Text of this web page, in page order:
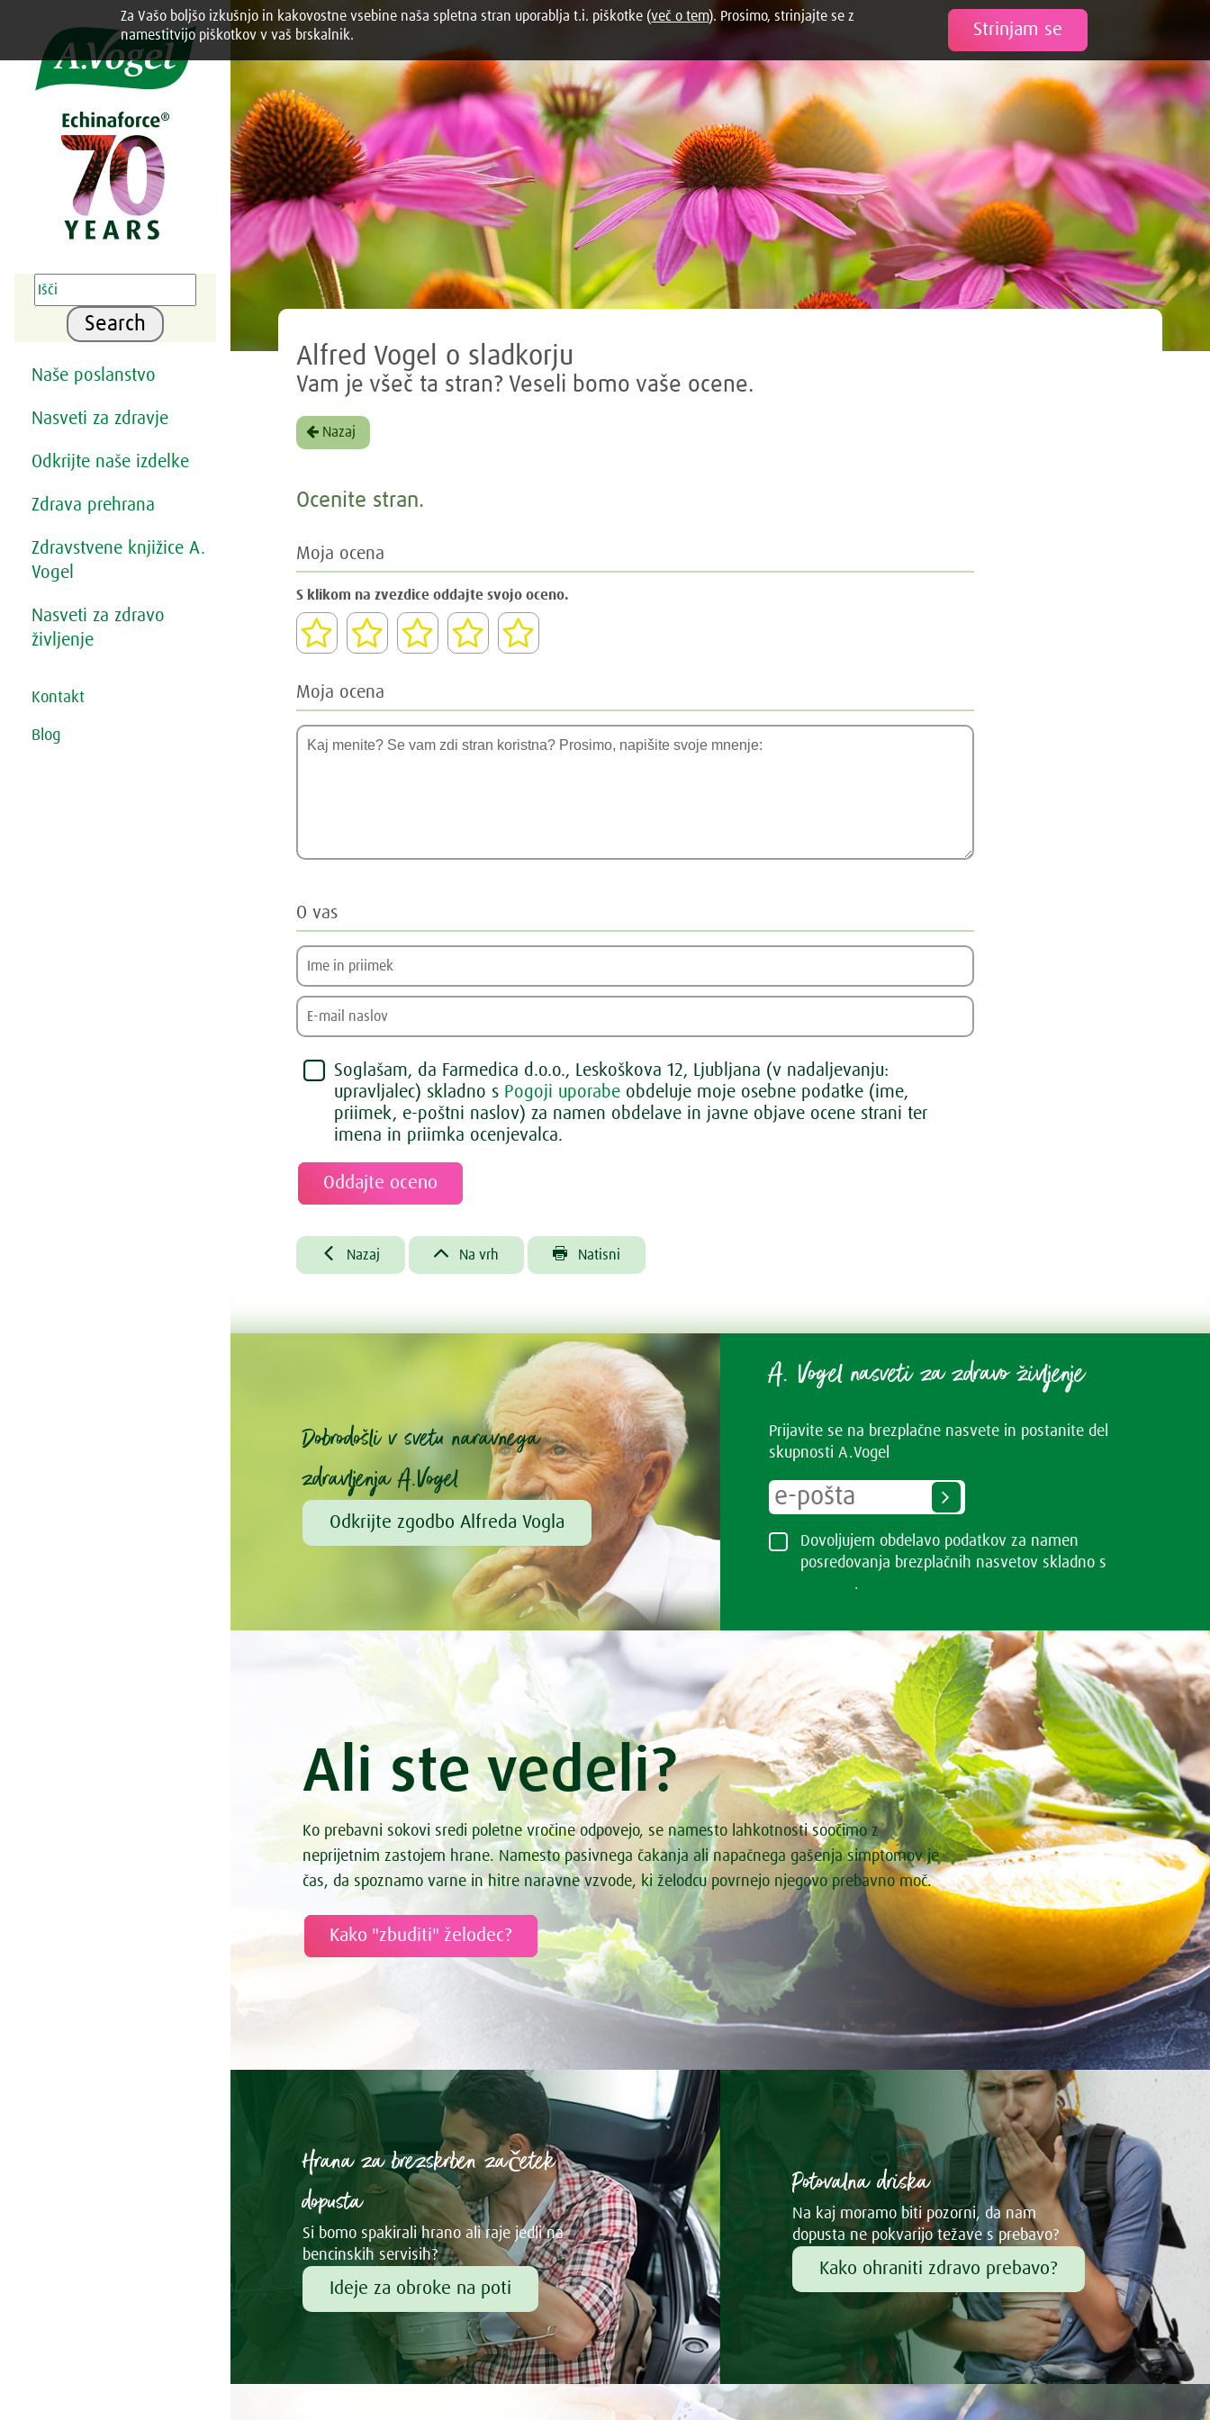

Search
Naše poslanstvo
Nasveti za zdravje
Odkrijte naše izdelke
Zdrava prehrana
Zdravstvene knjižice A.
Vogel
Nasveti za zdravo
življenje
Kontakt
Blog
Alfred Vogel o sladkorju
Vam je všeč ta stran? Veseli bomo vaše ocene.
Nazaj
Ocenite stran.
Moja ocena
S klikom na zvezdice oddajte svojo oceno.
Moja ocena
O vas
Soglašam, da Farmedica d.o.o., Leskoškova 12, Ljubljana (v nadaljevanju:
upravljalec) skladno s Pogoji uporabeobdeluje moje osebne podatke (ime,
priimek, e-poštni naslov) za namen obdelave in javne objave ocene strani ter
imena in priimka ocenjevalca.
 Nazaj  Na vrh  Natisni
Dobrodošli v svetu naravnega
zdravljenja A.Vogel
Odkrijte zgodbo Alfreda Vogla
A. Vogel nasveti za zdravo življenje
Prijavite se na brezplačne nasvete in postanite del
skupnosti A.Vogel
Dovoljujem obdelavo podatkov za namen
posredovanja brezplačnih nasvetov skladno s
.
Ali ste vedeli?
Ko prebavni sokovi sredi poletne vročine odpovejo, se namesto lahkotnosti soočimo z
neprijetnim zastojem hrane. Namesto pasivnega čakanja ali napačnega gašenja simptomov je
čas, da spoznamo varne in hitre naravne vzvode, ki želodcu povrnejo njegovo prebavno moč.
Kako "zbuditi" želodec?
Hrana za brezskrben začetek
dopusta
Si bomo spakirali hrano ali raje jedli na
bencinskih servisih?
Ideje za obroke na poti
Potovalna driska
Na kaj moramo biti pozorni, da nam
dopusta ne pokvarijo težave s prebavo?
Kako ohraniti zdravo prebavo?
Strinjam se
Za Vašo boljšo izkušnjo in kakovostne vsebine naša spletna stran uporablja t.i. piškotke (več o tem). Prosimo, strinjajte se z
namestitvijo piškotkov v vaš brskalnik.
Share this selection Tweet